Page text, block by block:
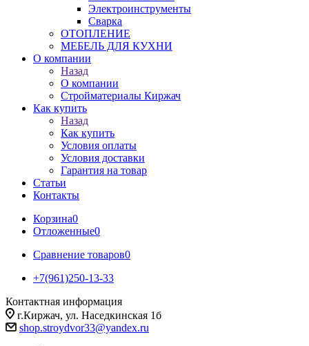
Электроинструменты
Сварка
ОТОПЛЕНИЕ
МЕБЕЛЬ ДЛЯ КУХНИ
О компании
Назад
О компании
Стройматериалы Киржач
Как купить
Назад
Как купить
Условия оплаты
Условия доставки
Гарантия на товар
Статьи
Контакты
Корзина0
Отложенные0
Сравнение товаров0
+7(961)250-13-33
Контактная информация
г.Киржач, ул. Наседкинская 1б
shop.stroydvor33@yandex.ru